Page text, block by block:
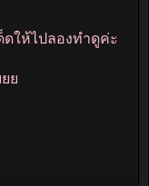
ให้ไปลองทำดูค่ะ
ย